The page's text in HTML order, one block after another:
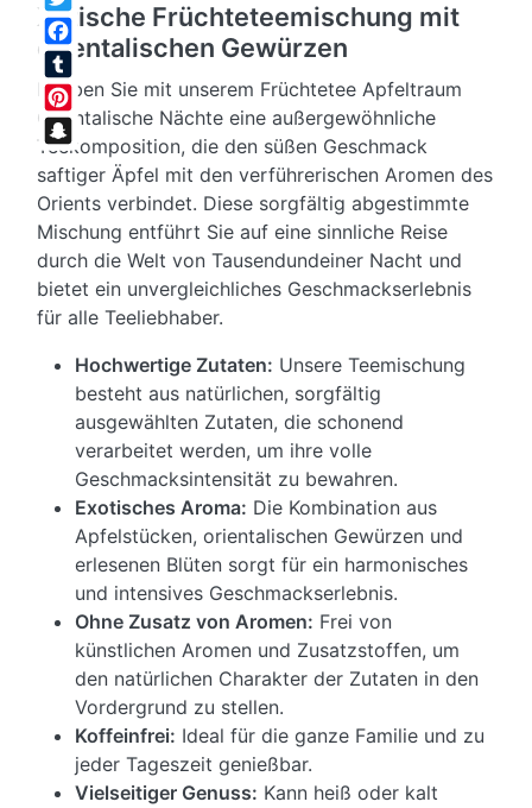
Twitter
Facebook
Tumblr
Pinterest
Snapchat
Xotische Früchteteemischung mit
orientalischen Gewürzen
Erleben Sie mit unserem Früchtetee Apfeltraum
Orientalische Nächte eine außergewöhnliche
Teekomposition, die den süßen Geschmack
saftiger Äpfel mit den verführerischen Aromen des
Orients verbindet. Diese sorgfältig abgestimmte
Mischung entführt Sie auf eine sinnliche Reise
durch die Welt von Tausendundeiner Nacht und
bietet ein unvergleichliches Geschmackserlebnis
für alle Teeliebhaber.
Hochwertige Zutaten: Unsere Teemischung
besteht aus natürlichen, sorgfältig
ausgewählten Zutaten, die schonend
verarbeitet werden, um ihre volle
Geschmacksintensität zu bewahren.
Exotisches Aroma: Die Kombination aus
Apfelstücken, orientalischen Gewürzen und
erlesenen Blüten sorgt für ein harmonisches
und intensives Geschmackserlebnis.
Ohne Zusatz von Aromen: Frei von
künstlichen Aromen und Zusatzstoffen, um
den natürlichen Charakter der Zutaten in den
Vordergrund zu stellen.
Koffeinfrei: Ideal für die ganze Familie und zu
jeder Tageszeit genießbar.
Vielseitiger Genuss: Kann heiß oder kalt